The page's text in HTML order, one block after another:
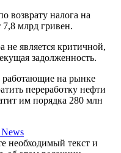
возврату налога на
7,8 млрд гривен.
является критичной,
задолженность.
работающие на рынке
переработку нефти
им порядка 280 млн
необходимый текст и